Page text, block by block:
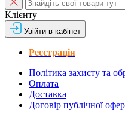
Клієнту
Увійти в кабінет
Реєстрація
Політика захисту та
Оплата
Доставка
Договір публічної